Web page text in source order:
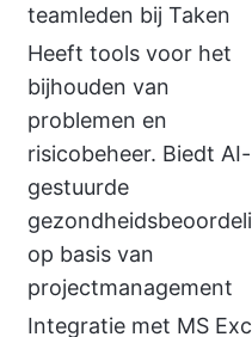
teamleden bij Taken
Heeft tools voor het
bijhouden van
problemen en
risicobeheer. Biedt AI-
gestuurde
op basis van
projectmanagement
Integratie met MS